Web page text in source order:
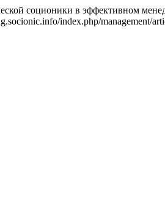
соционики в эффективном
index.php/management/